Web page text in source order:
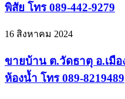
พิสัย โทร 089-442-9279
16 สิงหาคม 2024
ขายบ้าน ต.วัดธาตุ อ.เมื
ห้องน้ำ โทร 089-8219489